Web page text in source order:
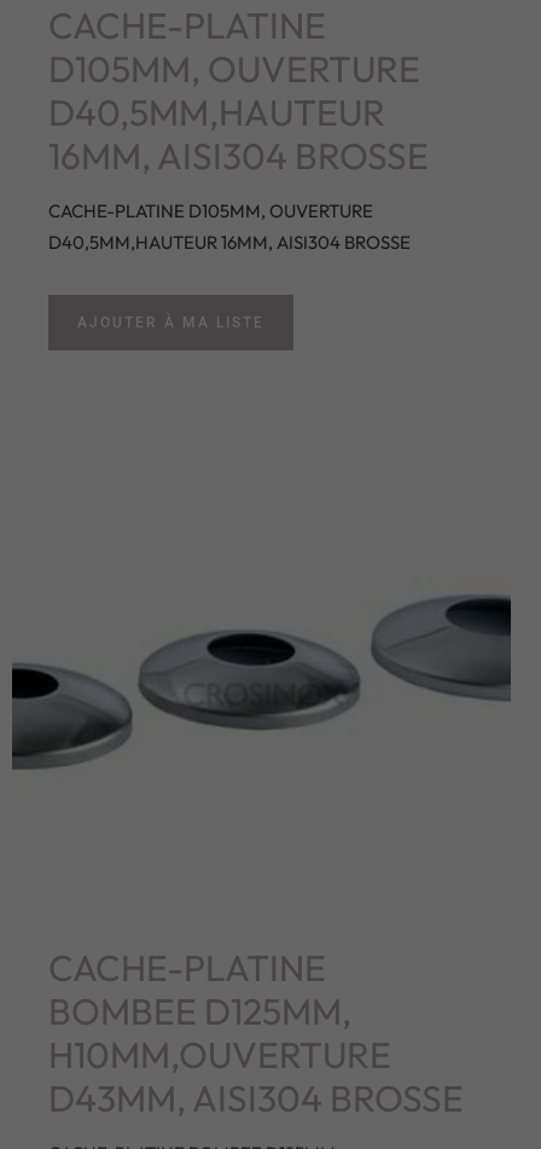
CACHE-PLATINE
D105MM, OUVERTURE
D40,5MM,HAUTEUR
16MM, AISI304 BROSSE
CACHE-PLATINE D105MM, OUVERTURE
D40,5MM,HAUTEUR 16MM, AISI304 BROSSE
AJOUTER À MA LISTE
CACHE-PLATINE
BOMBEE D125MM,
H10MM,OUVERTURE
D43MM, AISI304 BROSSE